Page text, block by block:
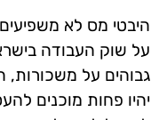
היבטי מס לא
על שוק העבודה
גבוהים על משכורות,
יהיו פחות מוכנים